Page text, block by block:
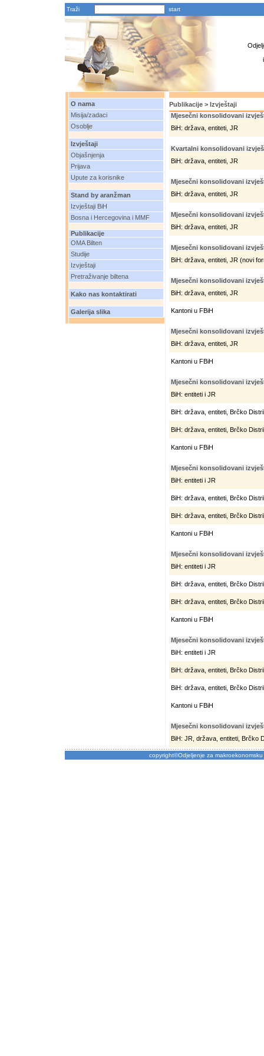
Traži
O nama
Misija/zadaci
Osoblje
Izvještaji
Objašnjenja
Prijava
Upute za korisnike
Stand by aranžman
Izvještaji BiH
Bosna i Hercegovina i MMF
Publikacije
OMA Bilten
Studije
Izvještaji
Pretraživanje biltena
Kako nas kontaktirati
Galerija slika
Publikacije > Izvještaji
Mjesečni konsolidovani
BiH: država, entiteti, JR
Kvartalni konsolidovani
BiH: država, entiteti, JR
Mjesečni konsolidovani
BiH: država, entiteti, JR
Mjesečni konsolidovani
BiH: država, entiteti, JR
Mjesečni konsolidovani
BiH: država, entiteti, JR (novi
Mjesečni konsolidovani
BiH: država, entiteti, JR
Kantoni u FBiH
Mjesečni konsolidovani
BiH: država, entiteti, JR
Kantoni u FBiH
Mjesečni konsolidovani
BiH: entiteti i JR
BiH: država, entiteti, Brčko
BiH: država, entiteti, Brčko
Kantoni u FBiH
Mjesečni konsolidovani
BiH: entiteti i JR
BiH: država, entiteti, Brčko
BiH: država, entiteti, Brčko
Kantoni u FBiH
Mjesečni konsolidovani
BiH: entiteti i JR
BiH: država, entiteti, Brčko
BiH: država, entiteti, Brčko
Kantoni u FBiH
Mjesečni konsolidovani
BiH: entiteti i JR
BiH: država, entiteti, Brčko
BiH: država, entiteti, Brčko
Kantoni u FBiH
Mjesečni konsolidovani
BiH: JR, država, entiteti, Brčko
copyright©Odjeljenje za